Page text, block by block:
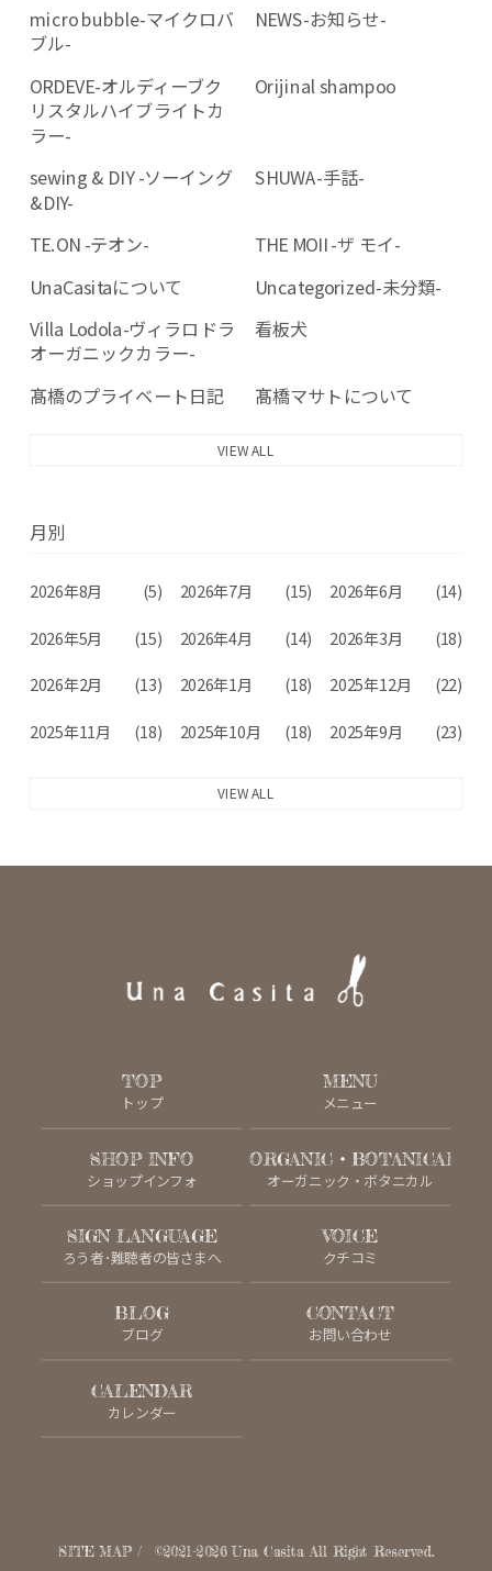
micro bubble-マイクロバ
ブル-
NEWS-お知らせ-
ORDEVE-オルディーブク
リスタルハイブライトカ
ラー-
Orijinal shampoo
sewing & DIY -ソーイング
&DIY-
SHUWA-手話-
TE.ON -テオン-
THE MOII -ザ モイ-
UnaCasitaについて
Uncategorized-未分類-
Villa Lodola-ヴィラロドラ
オーガニックカラー-
看板犬
髙橋のプライベート日記 髙橋マサトについて
VIEW ALL
月別
2026年8月 (5) 2026年7月 (15) 2026年6月 (14)
2026年5月 (15) 2026年4月 (14) 2026年3月 (18)
2026年2月 (13) 2026年1月 (18) 2025年12月 (22)
2025年11月 (18) 2025年10月 (18) 2025年9月 (23)
VIEW ALL
TOP
トップ
MENU
メニュー
SHOP INFO
ショップインフォ
ORGANIC・BOTANICAL
オーガニック・ボタニカル
SIGN LANGUAGE
ろう者･難聴者の皆さまへ
VOICE
クチコミ
BLOG
ブログ
CONTACT
お問い合わせ
CALENDAR
カレンダー
SITE MAP ©2021-2026Una Casita All Right Reserved.